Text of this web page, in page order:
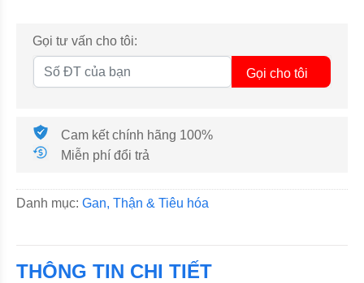
Gọi tư vấn cho tôi:
Gọi cho tôi
Cam kết chính hãng 100%
Miễn phí đổi trả
Danh mục: Gan, Thận & Tiêu hóa
THÔNG TIN CHI TIẾT